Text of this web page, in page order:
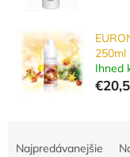
250ml
Ihned
Najpredávanejšie